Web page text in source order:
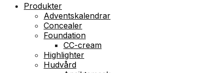
Produkter
Adventskalendrar
Concealer
Foundation
CC-cream
Highlighter
Hudvård